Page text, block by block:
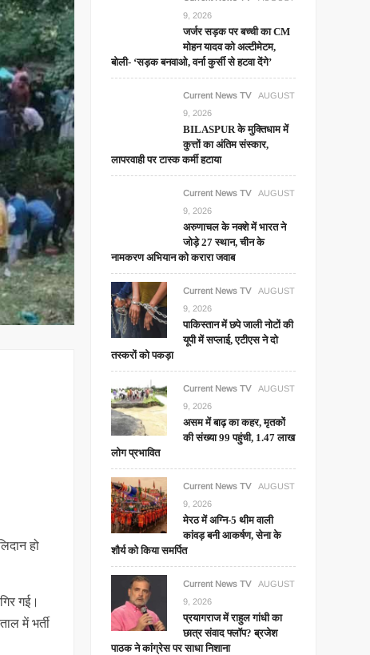
हो
गई।
में भर्ती
9, 2026
जर्जर सड़क पर बच्ची का CM
मोहन यादव को अल्टीमेटम,
बोली- ‘सड़क बनवाओ, वर्ना कुर्सी से हटवा देंगे’
Current News TV
AUGUST
9, 2026
BILASPUR के मुक्तिधाम में
कुत्तों का अंतिम संस्कार,
लापरवाही पर टास्क कर्मी हटाया
Current News TV
AUGUST
9, 2026
अरुणाचल के नक्शे में भारत ने
जोड़े 27 स्थान, चीन के
नामकरण अभियान को करारा जवाब
Current News TV
AUGUST
9, 2026
पाकिस्तान में छपे जाली नोटों की
यूपी में सप्लाई, एटीएस ने दो
तस्करों को पकड़ा
Current News TV
AUGUST
9, 2026
असम में बाढ़ का कहर, मृतकों
की संख्या 99 पहुंची, 1.47 लाख
लोग प्रभावित
Current News TV
AUGUST
9, 2026
मेरठ में अग्नि-5 थीम वाली
कांवड़ बनी आकर्षण, सेना के
शौर्य को किया समर्पित
Current News TV
AUGUST
9, 2026
प्रयागराज में राहुल गांधी का
छात्र संवाद फ्लॉप? ब्रजेश
पाठक ने कांग्रेस पर साधा निशाना